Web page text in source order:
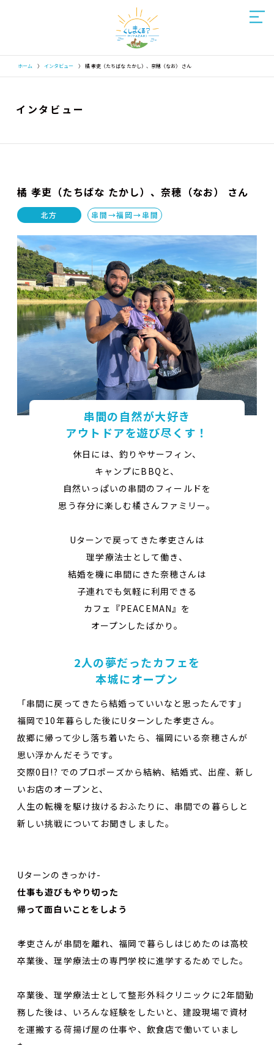
ホーム 〉 インタビュー 〉 橘 孝吏（たちばな たかし）、奈穂（なお） さん
インタビュー
橘 孝吏（たちばな たかし）、奈穂（なお） さん
北方 串間→福岡→串間
串間の自然が大好き
アウトドアを遊び尽くす！
休日には、釣りやサーフィン、
キャンプにBBQと、
自然いっぱいの串間のフィールドを
思う存分に楽しむ橘さんファミリー。
Uターンで戻ってきた孝吏さんは
理学療法士として働き、
結婚を機に串間にきた奈穂さんは
子連れでも気軽に利用できる
カフェ『PEACEMAN』を
オープンしたばかり。
2人の夢だったカフェを
本城にオープン
「串間に戻ってきたら結婚っていいなと思ったんです」
福岡で10年暮らした後にUターンした孝吏さん。
故郷に帰って少し落ち着いたら、福岡にいる奈穂さんが
思い浮かんだそうです。
交際0日!? でのプロポーズから結納、結婚式、出産、新し
いお店のオープンと、
人生の転機を駆け抜けるおふたりに、串間での暮らしと
新しい挑戦についてお聞きしました。
Uターンのきっかけ-
仕事も遊びもやり切った
帰って面白いことをしよう
孝吏さんが串間を離れ、福岡で暮らしはじめたのは高校
卒業後、理学療法士の専門学校に進学するためでした。
卒業後、理学療法士として整形外科クリニックに2年間勤
務した後は、いろんな経験をしたいと、建設現場で資材
を運搬する荷揚げ屋の仕事や、飲食店で働いていまし